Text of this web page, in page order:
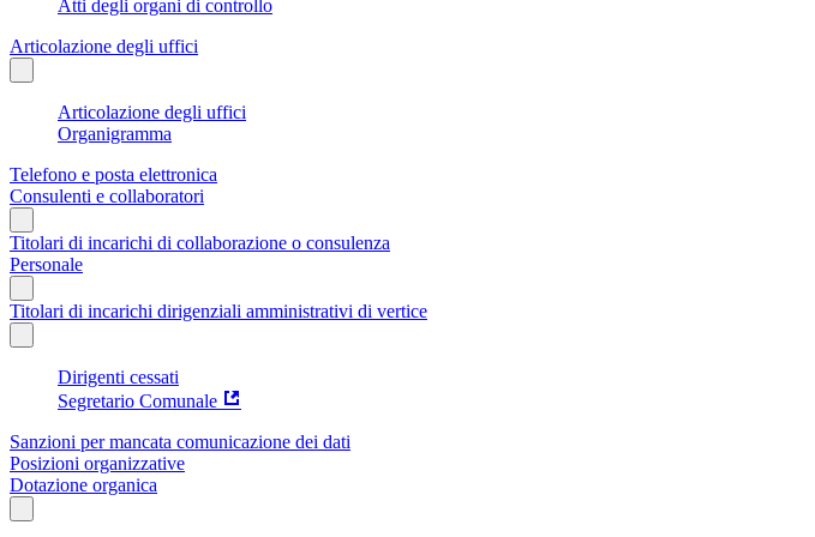
Atti degli organi di controllo
Articolazione degli uffici
Articolazione degli uffici
Organigramma
Telefono e posta elettronica
Consulenti e collaboratori
Titolari di incarichi di collaborazione o consulenza
Personale
Titolari di incarichi dirigenziali amministrativi di vertice
Dirigenti cessati
Segretario Comunale
Sanzioni per mancata comunicazione dei dati
Posizioni organizzative
Dotazione organica